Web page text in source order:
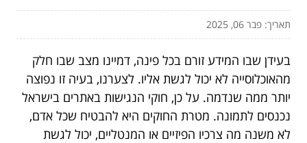
תאריך: פבר 06, 2025
בעידן שבו המידע זורם בכל פינה, דמיינו מצב שבו חלק
מהאוכלוסייה לא יכול לגשת אליו. לצערנו, בעיה זו נפוצה
יותר ממה שנדמה. על כן, חוקי הנגישות באתרים בישראל
נכנסים לתמונה. מטרת החוקים היא להבטיח שכל אדם,
לא משנה מה צרכיו הפיזיים או המנטליים, יכול לגשת